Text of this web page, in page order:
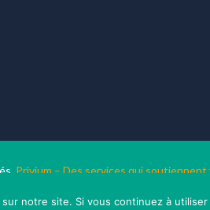
Privium – Des services qui
notre site. Si vous continuez à